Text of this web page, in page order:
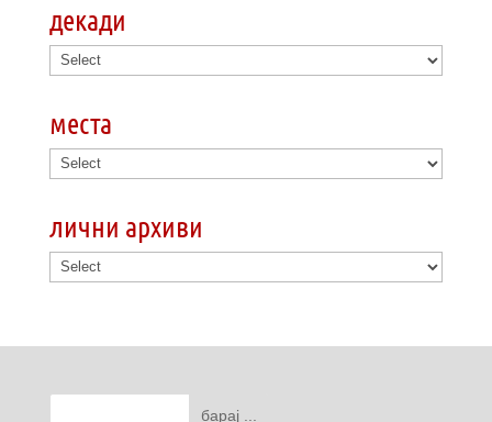
декади
места
лични архиви